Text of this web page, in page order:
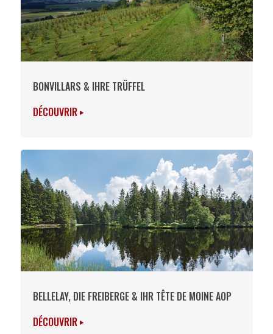
BONVILLARS & IHRE TRÜFFEL
DÉCOUVRIR
BELLELAY, DIE FREIBERGE & IHR TÊTE DE MOINE AOP
DÉCOUVRIR